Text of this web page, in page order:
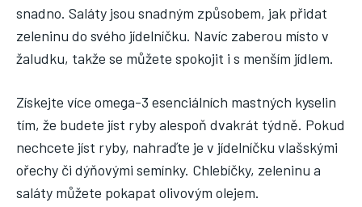
snadno. Saláty jsou snadným způsobem, jak přidat
zeleninu do svého jídelníčku. Navíc zaberou místo v
žaludku, takže se můžete spokojit i s menším jídlem.
Získejte více omega-3 esenciálních mastných kyselin
tím, že budete jíst ryby alespoň dvakrát týdně. Pokud
nechcete jíst ryby, nahraďte je v jídelníčku vlašskými
ořechy či dýňovými semínky. Chlebíčky, zeleninu a
saláty můžete pokapat olivovým olejem.